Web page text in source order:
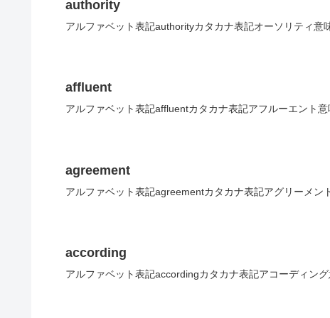
authority
アルファベット表記authorityカタカナ表記オーソリティ意
affluent
アルファベット表記affluentカタカナ表記アフルーエント意
agreement
アルファベット表記agreementカタカナ表記アグリーメン
according
アルファベット表記accordingカタカナ表記アコーディン